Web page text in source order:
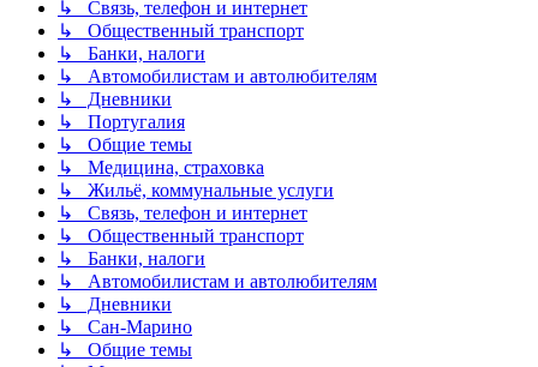
↳ Связь, телефон и интернет
↳ Общественный транспорт
↳ Банки, налоги
↳ Автомобилистам и автолюбителям
↳ Дневники
↳ Португалия
↳ Общие темы
↳ Медицина, страховка
↳ Жильё, коммунальные услуги
↳ Связь, телефон и интернет
↳ Общественный транспорт
↳ Банки, налоги
↳ Автомобилистам и автолюбителям
↳ Дневники
↳ Сан-Марино
↳ Общие темы